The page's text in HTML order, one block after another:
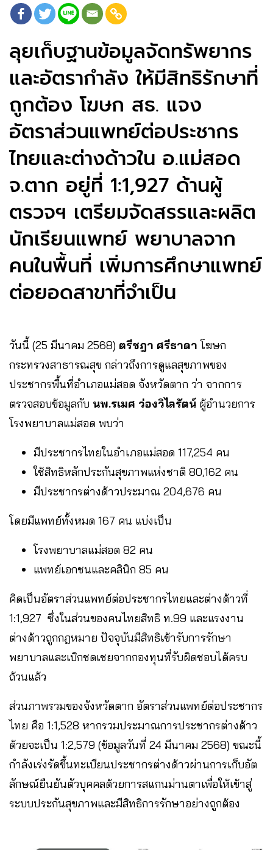
ลุยเก็บฐานข้อมูลจัดทรัพยากร
และอัตรากำลัง ให้มีสิทธิรักษาที่
ถูกต้อง โฆษก สธ. แจง
อัตราส่วนแพทย์ต่อประชากร
ไทยและต่างด้าวใน อ.แม่สอด
จ.ตาก อยู่ที่ 1:1,927 ด้านผู้
ตรวจฯ เตรียมจัดสรรและผลิต
นักเรียนแพทย์ พยาบาลจาก
คนในพื้นที่ เพิ่มการศึกษาแพทย์
ต่อยอดสาขาที่จำเป็น
วันนี้ (25 มีนาคม 2568) ตรีชฎา ศรีธาดา โฆษก
กระทรวงสาธารณสุข กล่าวถึงการดูแลสุขภาพของ
ประชากรพื้นที่อำเภอแม่สอด จังหวัดตาก ว่า จากการ
ตรวจสอบข้อมูลกับ นพ.รเมศ ว่องวิไลรัตน์ ผู้อำนวยการ
โรงพยาบาลแม่สอด พบว่า
มีประชากรไทยในอำเภอแม่สอด 117,254 คน
ใช้สิทธิหลักประกันสุขภาพแห่งชาติ 80,162 คน
มีประชากรต่างด้าวประมาณ 204,676 คน
โดยมีแพทย์ทั้งหมด 167 คน แบ่งเป็น
โรงพยาบาลแม่สอด 82 คน
แพทย์เอกชนและคลินิก 85 คน
คิดเป็นอัตราส่วนแพทย์ต่อประชากรไทยและต่างด้าวที่
1:1,927 ซึ่งในส่วนของคนไทยสิทธิ ท.99 และแรงงาน
ต่างด้าวถูกกฎหมาย ปัจจุบันมีสิทธิเข้ารับการรักษา
พยาบาลและเบิกชดเชยจากกองทุนที่รับผิดชอบได้ครบ
ถ้วนแล้ว
ส่วนภาพรวมของจังหวัดตาก อัตราส่วนแพทย์ต่อประชากร
ไทย คือ 1:1,528 หากรวมประมาณการประชากรต่างด้าว
ด้วยจะเป็น 1:2,579 (ข้อมูลวันที่ 24 มีนาคม 2568) ขณะนี้
กำลังเร่งรัดขึ้นทะเบียนประชากรต่างด้าวผ่านการเก็บอัต
ลักษณ์ยืนยันตัวบุคคลด้วยการสแกนม่านตาเพื่อให้เข้าสู่
ระบบประกันสุขภาพและมีสิทธิการรักษาอย่างถูกต้อง